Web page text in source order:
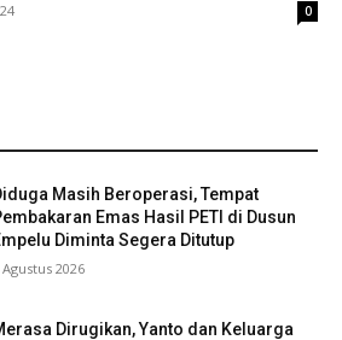
0
Masih Beroperasi, Tempat
Emas Hasil PETI di Dusun
Diminta Segera Ditutup
Agustus 2026
Dirugikan, Yanto dan Keluarga